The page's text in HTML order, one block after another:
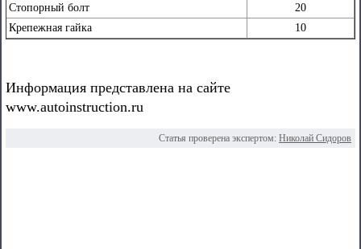
Стопорный болт
20
Крепежная гайка
10
Информация представлена на сайте
www.autoinstruction.ru
Статья проверена экспертом: Николай Сидоров